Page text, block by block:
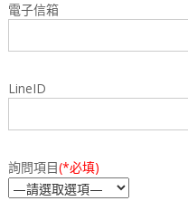
電子信箱
LineID
詢問項目(*必填)